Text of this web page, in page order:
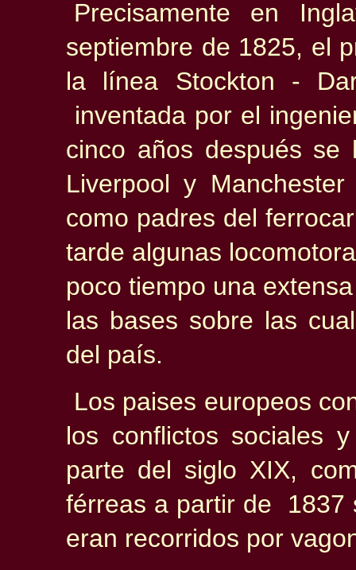
Precisamente en
septiembre de 1825, el
la línea Stockton -
inventada por el
cinco años después se
Liverpool y
como padres del
tarde algunas
poco tiempo una
las bases sobre las
del país.
Los paises europeos
los conflictos sociales
parte del siglo XIX,
férreas a partir de 1837
eran recorridos por